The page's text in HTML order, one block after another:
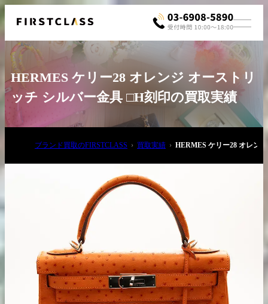
03-6908-5890
HERMES ケリー28 オレンジ オーストリ
ッチ シルバー金具 □H刻印の買取実績
ブランド買取のFIRSTCLASS 買取実績 HERMES ケリー28 オレン